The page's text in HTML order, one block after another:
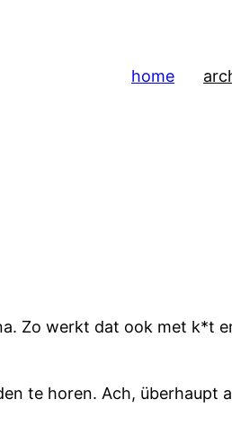
home
Zo werkt dat ook met k*t
te horen. Ach, überhaupt